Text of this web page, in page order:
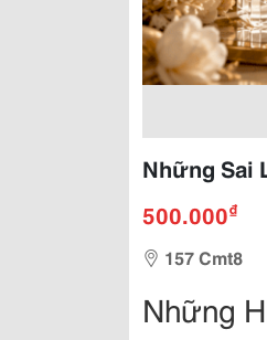
Những Sai
500.000₫
157 Cmt8
Những